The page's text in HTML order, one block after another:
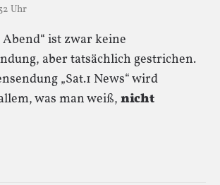
Uhr
Abend“ ist zwar keine
aber tatsächlich gestrichen.
„Sat.1 News“ wird
was man weiß, nicht